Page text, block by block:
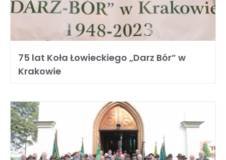
75 lat Koła Łowieckiego „Darz Bór” w
Krakowie